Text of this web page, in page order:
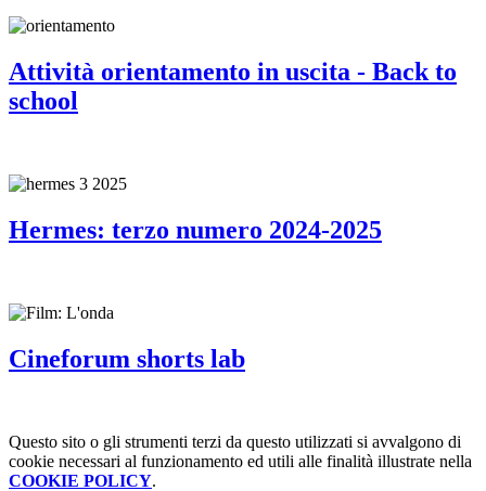
Attività orientamento in uscita - Back to
school
Hermes: terzo numero 2024-2025
Cineforum shorts lab
Questo sito o gli strumenti terzi da questo utilizzati si avvalgono di
cookie necessari al funzionamento ed utili alle finalità illustrate nella
COOKIE POLICY.